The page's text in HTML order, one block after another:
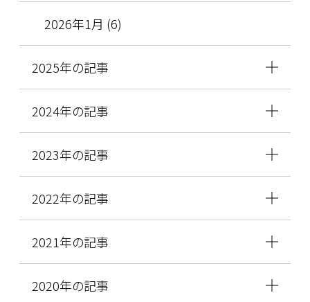
2026年1月 (6)
2025年の記事
2024年の記事
2023年の記事
2022年の記事
2021年の記事
2020年の記事